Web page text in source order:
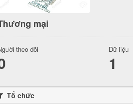
mại
theo dõi Dữ liệu
1
Tổ chức